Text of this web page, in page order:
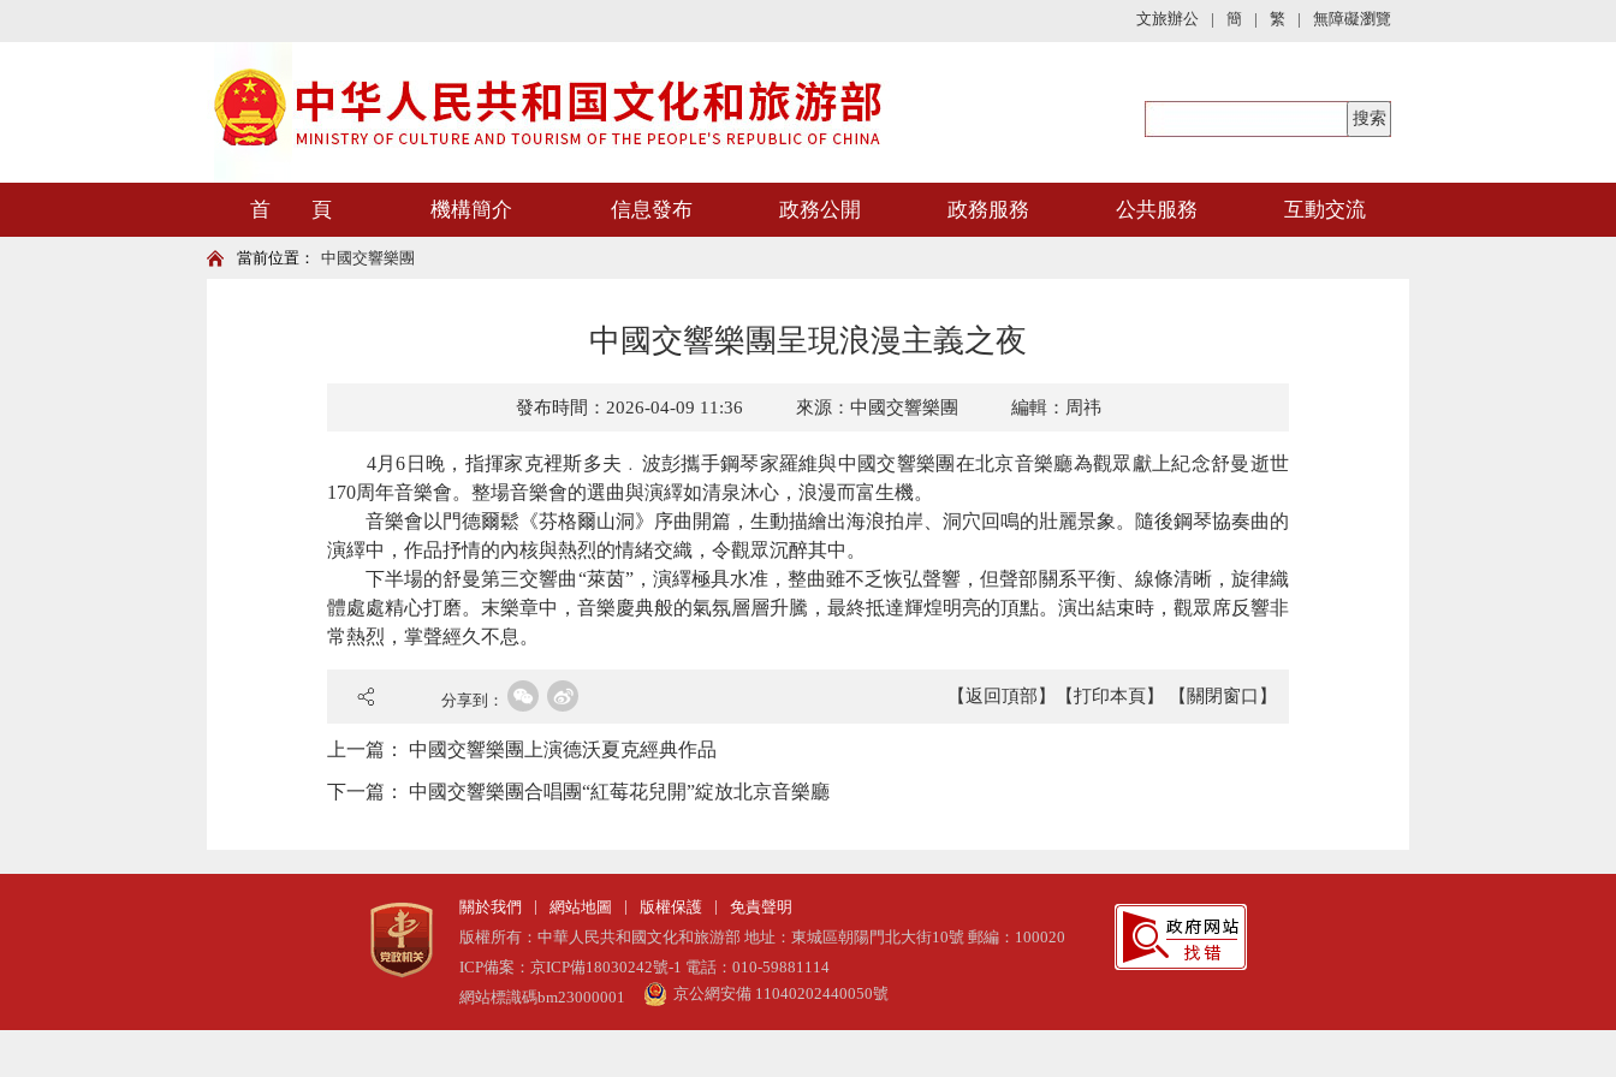
文旅辦公 | 簡 | 繁 | 無障礙瀏覽
首 頁 機構簡介 信息發布 政務公開 政務服務 公共服務 互動交流
當前位置： 中國交響樂團
中國交響樂團呈現浪漫主義之夜
發布時間：2026-04-09 11:36 來源：中國交響樂團 編輯：周祎
4月6日晚，指揮家克裡斯多夫﹒波彭攜手鋼琴家羅維與中國交響樂團在北京音樂廳為觀眾獻上紀念舒曼逝世
170周年音樂會。整場音樂會的選曲與演繹如清泉沐心，浪漫而富生機。
音樂會以門德爾鬆《芬格爾山洞》序曲開篇，生動描繪出海浪拍岸、洞穴回鳴的壯麗景象。隨後鋼琴協奏曲的
演繹中，作品抒情的內核與熱烈的情緒交織，令觀眾沉醉其中。
下半場的舒曼第三交響曲“萊茵”，演繹極具水准，整曲雖不乏恢弘聲響，但聲部關系平衡、線條清晰，旋律織
體處處精心打磨。末樂章中，音樂慶典般的氣氛層層升騰，最終抵達輝煌明亮的頂點。演出結束時，觀眾席反響非
常熱烈，掌聲經久不息。
分享到： 【返回頂部】 【打印本頁】 【關閉窗口】
上一篇： 中國交響樂團上演德沃夏克經典作品
下一篇： 中國交響樂團合唱團“紅莓花兒開”綻放北京音樂廳